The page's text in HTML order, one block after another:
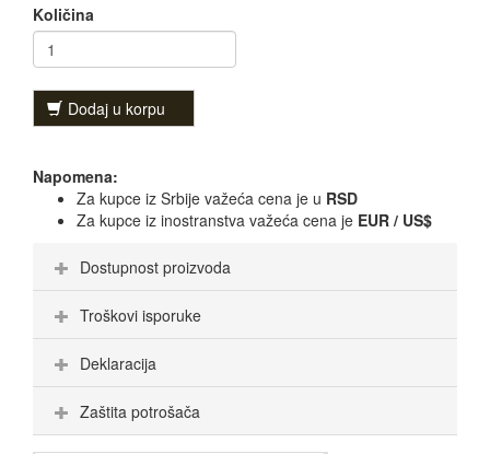
Količina
Dodaj u korpu
Napomena:
Za kupce iz Srbije važeća cena je u RSD
Za kupce iz inostranstva važeća cena je EUR / US$
Dostupnost proizvoda
Troškovi isporuke
Deklaracija
Zaštita potrošača